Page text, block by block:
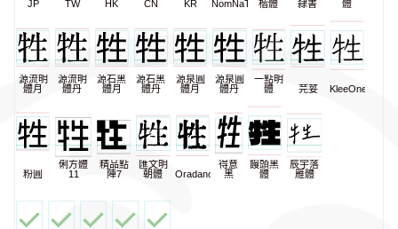
JP
TW
HK
CN
KR
NomNaTong楷體
隸書
體
源流明
體月
源流明
體丹
源石黑
體月
源石黑
體丹
源泉圓
體月
源泉圓
體丹
一點明
體
芫荽 KleeOne
粉圓
俐方體
11
精品點
陣7
匯文明
朝體
Oradano
得意
黑
饅頭黑
體
辰宇落
雁體